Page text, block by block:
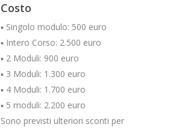
Costo
▪ Singolo modulo: 500 euro
▪ Intero Corso: 2.500 euro
▪ 2 Moduli: 900 euro
▪ 3 Moduli: 1.300 euro
▪ 4 Moduli: 1.700 euro
▪ 5 moduli: 2.200 euro
Sono previsti ulteriori sconti per